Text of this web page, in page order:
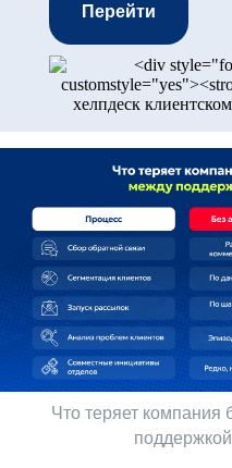
Перейти
Что теряет компания